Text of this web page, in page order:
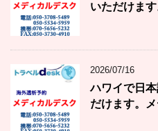
いただけま
2026/07/16
ハワイで日
だけます。